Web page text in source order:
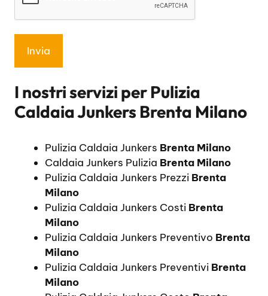
I nostri servizi perPulizia
Caldaia Junkers Brenta Milano
Pulizia Caldaia Junkers Brenta Milano
Caldaia Junkers Pulizia Brenta Milano
Pulizia Caldaia Junkers Prezzi Brenta
Milano
Pulizia Caldaia Junkers Costi Brenta
Milano
Pulizia Caldaia Junkers Preventivo Brenta
Milano
Pulizia Caldaia Junkers Preventivi Brenta
Milano